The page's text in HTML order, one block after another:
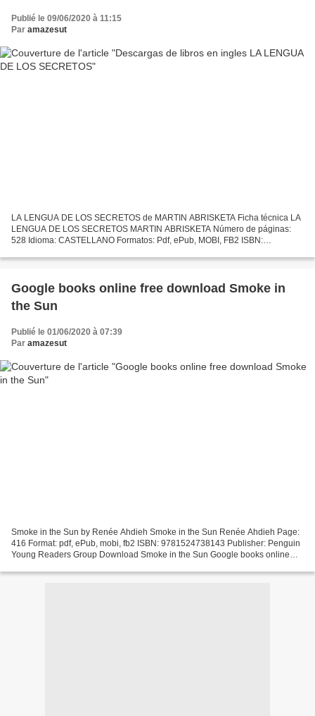
Publié le 09/06/2020 à 11:15
Par amazesut
LA LENGUA DE LOS SECRETOS de MARTIN ABRISKETA Ficha técnica LA
LENGUA DE LOS SECRETOS MARTIN ABRISKETA Número de páginas:
528 Idioma: CASTELLANO Formatos: Pdf, ePub, MOBI, FB2 ISBN:
2015...
Google books online free download Smoke in
the Sun
Publié le 01/06/2020 à 07:39
Par amazesut
Smoke in the Sun by Renée Ahdieh Smoke in the Sun Renée Ahdieh Page:
416 Format: pdf, ePub, mobi, fb2 ISBN: 9781524738143 Publisher: Penguin
Young Readers Group Download Smoke in the Sun Google books online